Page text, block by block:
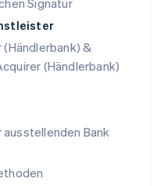
Signatur
&
(Händlerbank)
Bank